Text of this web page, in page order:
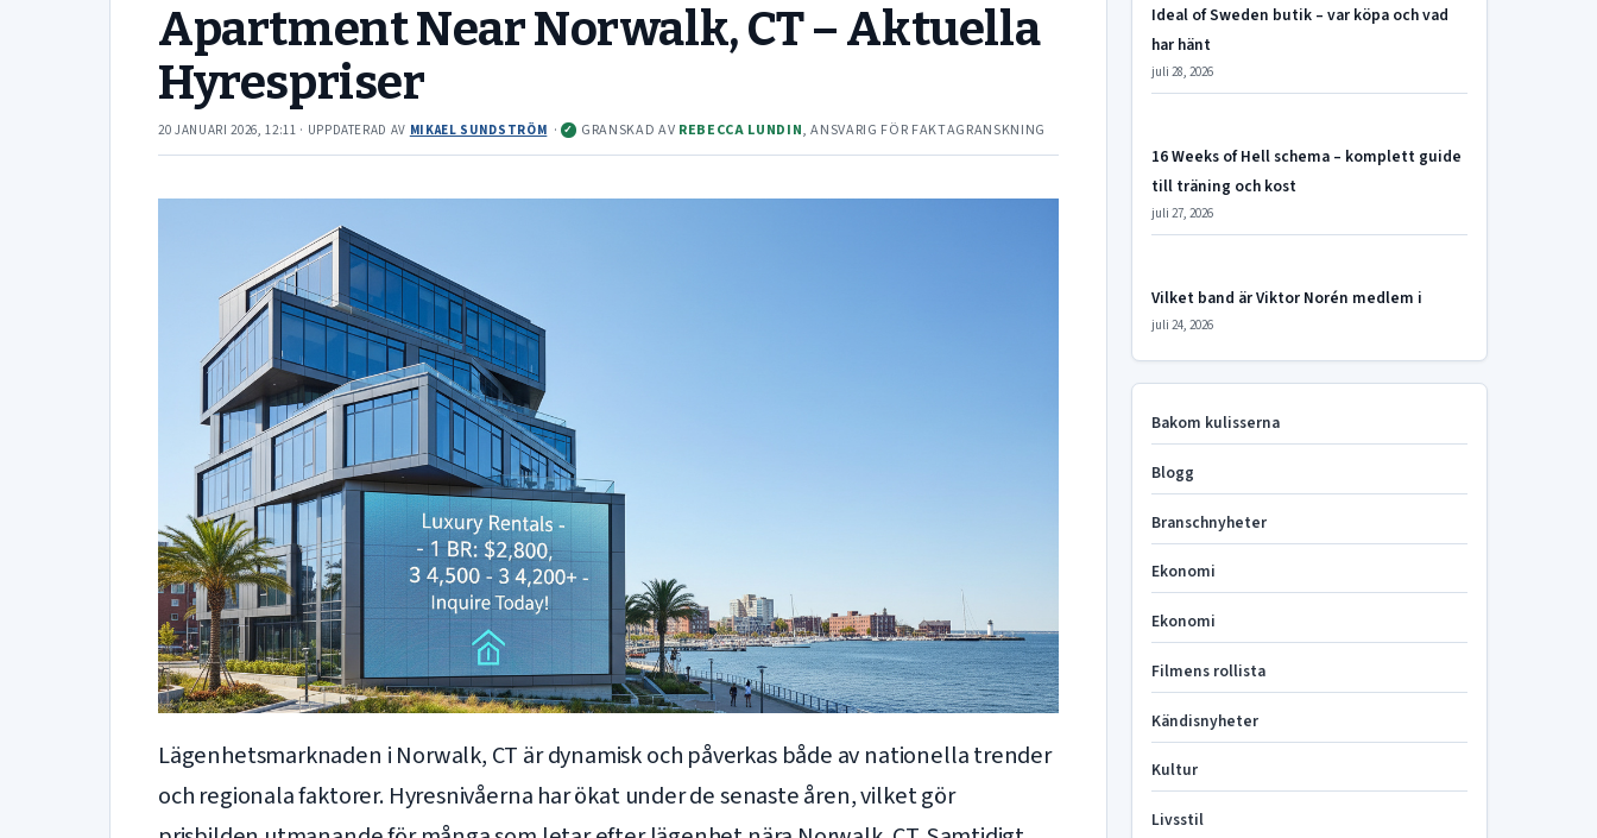
Apartment Near Norwalk, CT – Aktuella
Hyrespriser
20 JANUARI 2026, 12:11 · UPPDATERAD AV MIKAEL SUNDSTRÖM · ✓ GRANSKAD AV REBECCA LUNDIN, ANSVARIG FÖR FAKTAGRANSKNING
Lägenhetsmarknaden i Norwalk, CT är dynamisk och påverkas både av nationella trender
och regionala faktorer. Hyresnivåerna har ökat under de senaste åren, vilket gör
Ideal of Sweden butik – var köpa och vad
har hänt
juli 28, 2026
16 Weeks of Hell schema – komplett guide
till träning och kost
juli 27, 2026
Vilket band är Viktor Norén medlem i
juli 24, 2026
Bakom kulisserna
Blogg
Branschnyheter
Ekonomi
Ekonomi
Filmens rollista
Kändisnyheter
Kultur
Livsstil